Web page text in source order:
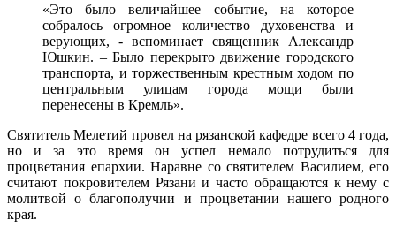
«Это было величайшее событие, на которое
собралось огромное количество духовенства и
верующих, - вспоминает священник Александр
Юшкин. – Было перекрыто движение городского
транспорта, и торжественным крестным ходом по
центральным улицам города мощи были
перенесены в Кремль».
Святитель Мелетий провел на рязанской кафедре всего 4 года,
но и за это время он успел немало потрудиться для
процветания епархии. Наравне со святителем Василием, его
считают покровителем Рязани и часто обращаются к нему с
молитвой о благополучии и процветании нашего родного
края.